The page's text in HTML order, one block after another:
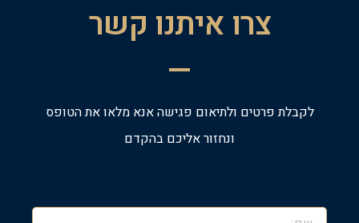
צרו איתנו קשר
לקבלת פרטים ולתיאום פגישה אנא מלאו את הטופס
ונחזור אליכם בהקדם
שם: